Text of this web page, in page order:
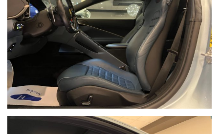
Oppure visita il sito www.sprint-auto.it
Siamo in grado di reperire in brevissimo tempo qualsiasi tipo di
veicolo dal mercato Tedesco, secondo le specifiche ed i desideri del
cliente.
VISIBILE PRESSO LO SHOWROOM DI
NOVENTA VICENTINA, VIA MIGLIADIZZI 12/B.
Seguici anche su Facebook e Instagram / Follow us on Facebook
and Instagram